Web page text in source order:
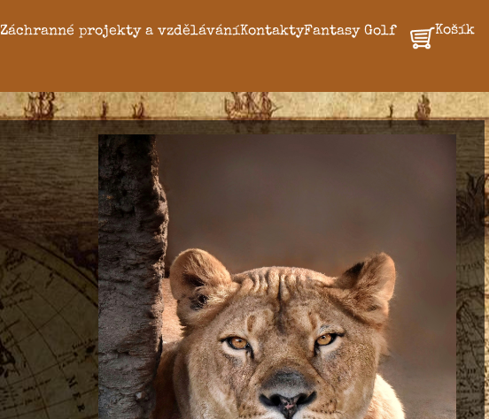
Záchranné projekty a vzděláváníKontaktyFantasy Golf Košík